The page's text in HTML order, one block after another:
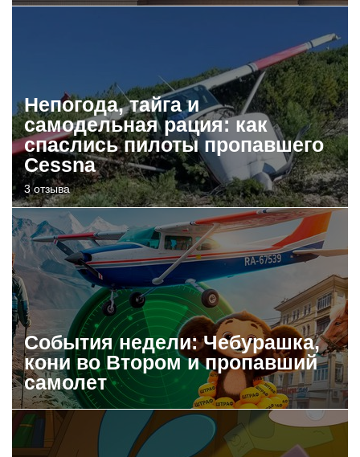
Непогода, тайга и
самодельная рация: как
спаслись пилоты пропавшего
Cessna
3 отзыва
События недели: Чебурашка,
кони во Втором и пропавший
самолет